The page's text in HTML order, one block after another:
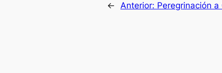
← Anterior: Peregrinación a